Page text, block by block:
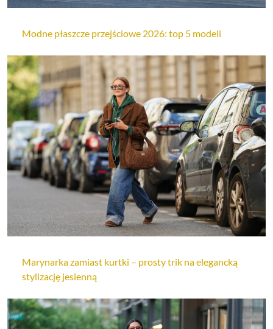
Modne płaszcze przejściowe 2026: top 5 modeli
Marynarka zamiast kurtki – prosty trik na elegancką
stylizację jesienną